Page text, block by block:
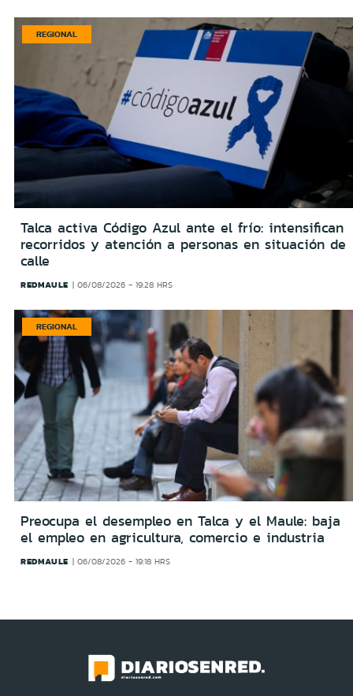
REGIONAL
Talca activa Código Azul ante el frío: intensifican
recorridos y atención a personas en situación de
calle
REDMAULE 06/08/2026 - 19:28 HRS
REGIONAL
Preocupa el desempleo en Talca y el Maule: baja
el empleo en agricultura, comercio e industria
REDMAULE 06/08/2026 - 19:18 HRS